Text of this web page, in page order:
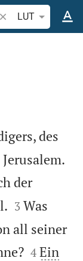
Bibelstelle oder
LUT
des
der


3 Was
all seiner

4 Ein